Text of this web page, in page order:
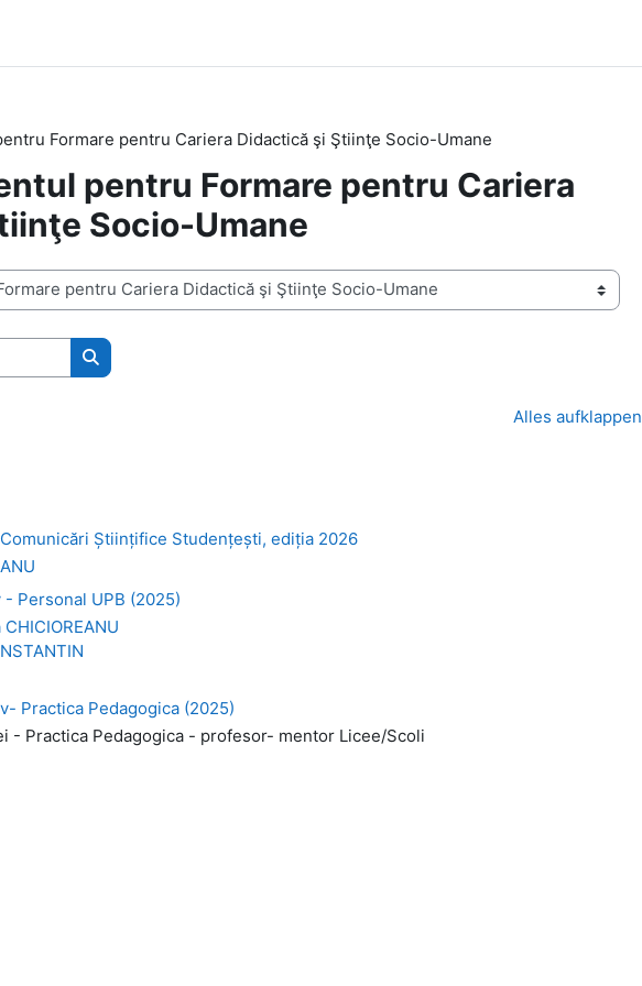
Formare pentru Cariera Didactică şi Ştiinţe Socio-Umane
pentru Formare pentru Cariera
Socio-Umane
Kurse suchen
Alles aufklappen
Științifice Studențești, ediția 2026
Personal UPB (2025)
Practica Pedagogica (2025)
- Practica Pedagogica - profesor- mentor Licee/Scoli